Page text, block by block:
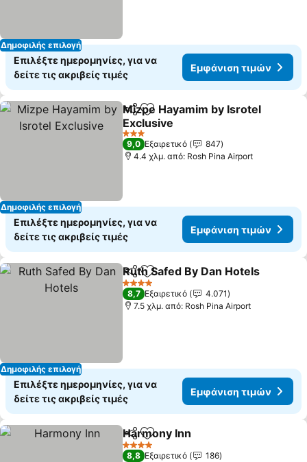
Δημοφιλής επιλογή
Επιλέξτε ημερομηνίες, για να
δείτε τις ακριβείς τιμές
Εμφάνιση τιμών
Δημοφιλής επιλογή
Κοινοποίηση
Προσθήκη στα αγαπημένα
Mizpe Hayamim by Isrotel
Exclusive
Εμφάνιση τιμών
3 Αστέρια
9,0 Εξαιρετικό
847
4.4 χλμ. από: Rosh Pina Airport
Επιλέξτε ημερομηνίες, για να
δείτε τις ακριβείς τιμές
Εμφάνιση τιμών
Δημοφιλής επιλογή
Κοινοποίηση
Προσθήκη στα αγαπημένα
Ruth Safed By Dan Hotels
4 Αστέρια
8,7 Εξαιρετικό
4.071
7.5 χλμ. από: Rosh Pina Airport
Επιλέξτε ημερομηνίες, για να
δείτε τις ακριβείς τιμές
Εμφάνιση τιμών
Κοινοποίηση
Προσθήκη στα αγαπημένα
Harmony Inn
4 Αστέρια
8,8 Εξαιρετικό
186